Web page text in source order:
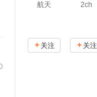
航天
+ 关注
2ch
+ 关注